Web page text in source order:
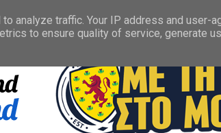
analyze traffic. Your IP address and user-
to ensure quality of service, generate